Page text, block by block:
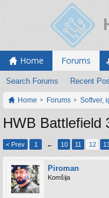
Home Forums
Search Forums Recent
Home Forums Softver,
HWB Battlefield
< Prev 1 ← 10 11 12
Piroman
Komšija